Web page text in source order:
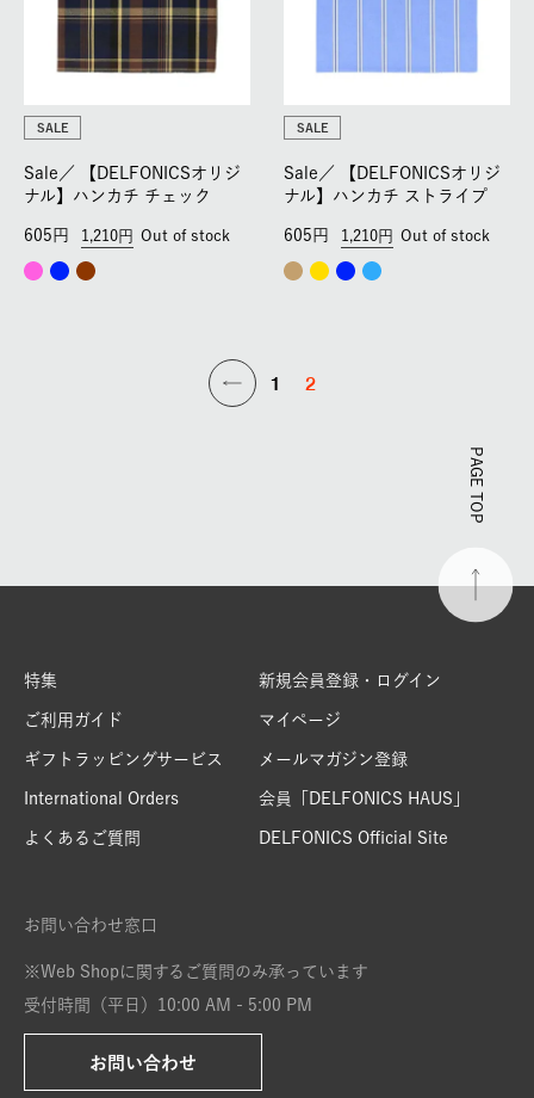
SALE
Sale／
【DELFONICSオリジ
ナル】ハンカチ チェック
1,210
605 Out of stock
SALE
Sale／
【DELFONICSオリジ
ナル】ハンカチ ストライプ
1,210
605 Out of stock
1 2
PAGE TOP
特集
ご利用ガイド
ギフトラッピングサービス
International Orders
よくあるご質問
新規会員登録・ログイン
マイページ
メールマガジン登録
会員「DELFONICS HAUS」
DELFONICS Official Site
お問い合わせ窓口
※Web Shopに関するご質問のみ承っています
受付時間（平日）10:00 AM - 5:00 PM
お問い合わせ